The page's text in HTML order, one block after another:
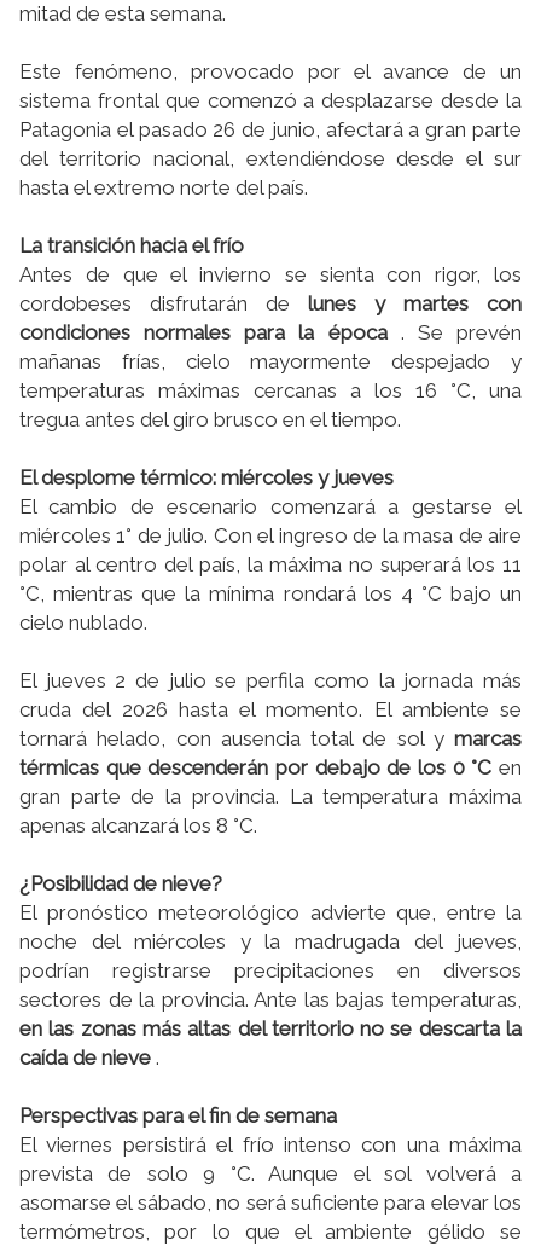
mitad de esta semana.
Este fenómeno, provocado por el avance de un
sistema frontal que comenzó a desplazarse desde la
Patagonia el pasado 26 de junio, afectará a gran parte
del territorio nacional, extendiéndose desde el sur
hasta el extremo norte del país.
La transición hacia el frío
Antes de que el invierno se sienta con rigor, los
cordobeses disfrutarán de lunes y martes con
condiciones normales para la época . Se prevén
mañanas frías, cielo mayormente despejado y
temperaturas máximas cercanas a los 16 °C, una
tregua antes del giro brusco en el tiempo.
El desplome térmico: miércoles y jueves
El cambio de escenario comenzará a gestarse el
miércoles 1° de julio. Con el ingreso de la masa de aire
polar al centro del país, la máxima no superará los 11
°C, mientras que la mínima rondará los 4 °C bajo un
cielo nublado.
El jueves 2 de julio se perfila como la jornada más
cruda del 2026 hasta el momento. El ambiente se
tornará helado, con ausencia total de sol y marcas
térmicas que descenderán por debajo de los 0 °C en
gran parte de la provincia. La temperatura máxima
apenas alcanzará los 8 °C.
¿Posibilidad de nieve?
El pronóstico meteorológico advierte que, entre la
noche del miércoles y la madrugada del jueves,
podrían registrarse precipitaciones en diversos
sectores de la provincia. Ante las bajas temperaturas,
en las zonas más altas del territorio no se descarta la
caída de nieve .
Perspectivas para el fin de semana
El viernes persistirá el frío intenso con una máxima
prevista de solo 9 °C. Aunque el sol volverá a
asomarse el sábado, no será suficiente para elevar los
termómetros, por lo que el ambiente gélido se